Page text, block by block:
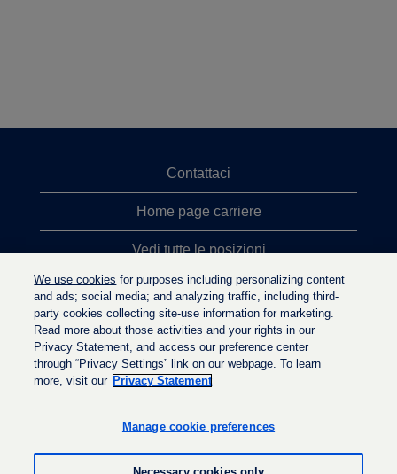
Contattaci
Home page carriere
Vedi tutte le posizioni
Ricerche top
Politica sulla privacy
a
r
e
a
r
We use cookies for purposes including personalizing content
and ads; social media; and analyzing traffic, including third-
party cookies collecting site-use information for marketing.
Read more about those activities and your rights in our
Privacy Statement, and access our preference center
through “Privacy Settings” link on our webpage. To learn
more, visit our Privacy Statement
Manage cookie preferences